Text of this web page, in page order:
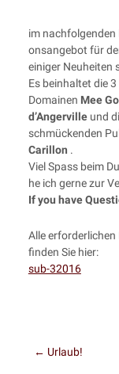
im
ons­an­ge­bot für
eini­ger Neu­hei­ten
Es beinhal­tet die
Domainen Mee
d’An­ger­villeund
schmü­cken­den
Caril­lon .
Viel Spass beim
he ich ger­ne zur
If you have
Alle
fin­den Sie hier:
sub-32016
← Urlaub!